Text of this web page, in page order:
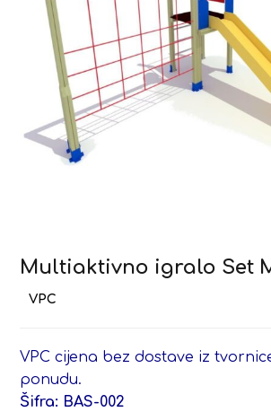
Multiaktivno igralo Set
VPC cijena bez dostave iz
ponudu.
Šifra: BAS-002